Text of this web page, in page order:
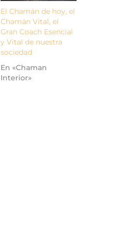
El Chamán de hoy, el
Chamán Vital, el
Gran Coach Esencial
y Vital de nuestra
sociedad
En «Chaman
Interior»